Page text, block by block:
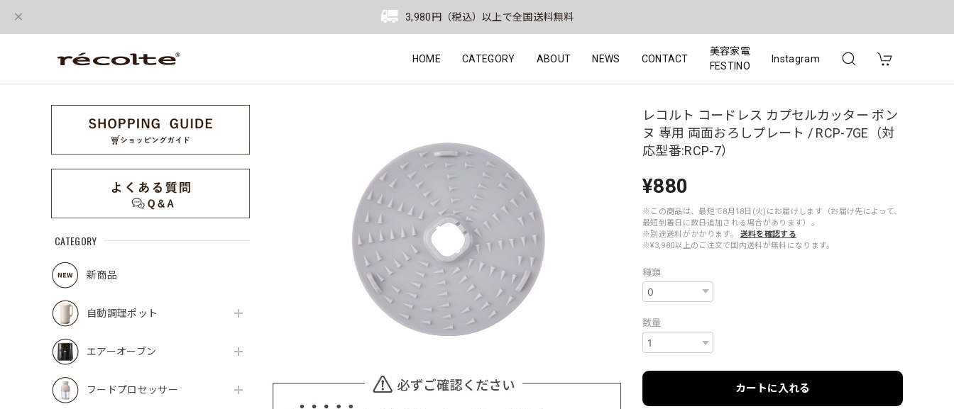
3,980円（税込）以上で全国送料無料
HOME CATEGORY ABOUT NEWS CONTACT
美容家電
FESTINO
Instagram
CATEGORY
新商品
自動調理ポット
エアーオーブン
フードプロセッサー
レコルト コードレス カプセルカッター ボン
ヌ 専用 両面おろしプレート / RCP-7GE（対
応型番:RCP-7）
¥880
※この商品は、最短で8月18日(火)にお届けします（お届け先によって、
最短到着日に数日追加される場合があります）。
※別途送料がかかります。
送料を確認する
※¥3,980以上のご注文で国内送料が無料になります。
種類
数量
カートに入れる